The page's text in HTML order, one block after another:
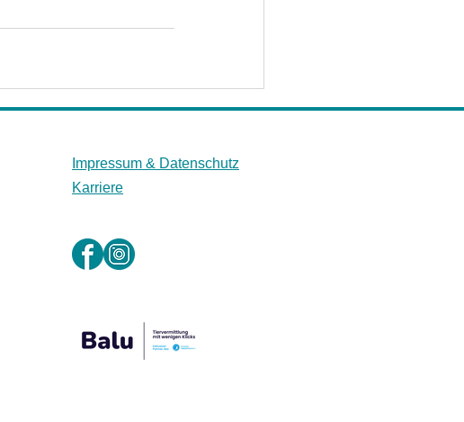
Impressum & Datenschutz
Karriere